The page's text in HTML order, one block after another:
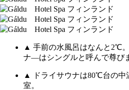
▲ 手前の水風呂はなんと2℃
ナ―はシングルと呼んで尊
▲ ドライサウナは80℃台の中
室。